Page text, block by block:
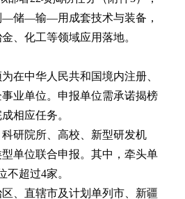
—储—输—用成套技术与装备，
、化工等领域应用落地。
在中华人民共和国境内注册、
业单位。申报单位需承诺揭榜
相应任务。
科研院所、高校、新型研发机
单位联合申报。其中，牵头单
不超过4家。
区、直辖市及计划单列市、新疆